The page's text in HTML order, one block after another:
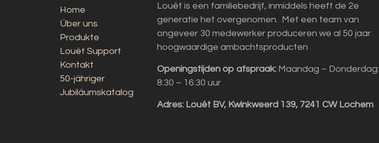
Home
Über uns
Produkte
Louët Support
Kontakt
50-jähriger
Jubiläumskatalog
Louët is een familiebedrijf, inmiddels heeft de 2e
generatie het overgenomen. Met een team van
ongeveer 30 medewerker produceren we al 50 jaar
hoogwaardige ambachtsproducten
Openingstijden op afspraak: Maandag – Donderdag:
8:30 – 16:30 uur
Adres: Louët BV, Kwinkweerd 139, 7241 CW Lochem